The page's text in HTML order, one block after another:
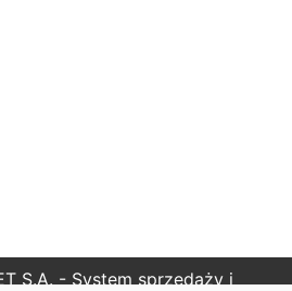
S.A. - System sprzedaży i